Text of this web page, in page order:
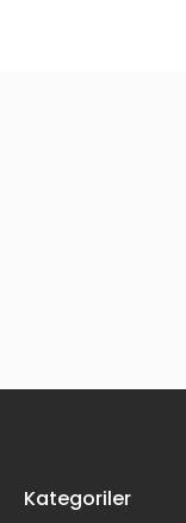
Kategoriler